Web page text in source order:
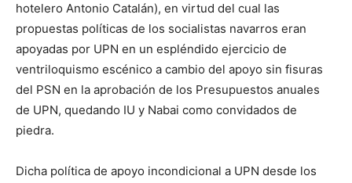
hotelero Antonio Catalán), en virtud del cual las
propuestas políticas de los socialistas navarros eran
apoyadas por UPN en un espléndido ejercicio de
ventriloquismo escénico a cambio del apoyo sin fisuras
del PSN en la aprobación de los Presupuestos anuales
de UPN, quedando IU y Nabai como convidados de
piedra.
Dicha política de apoyo incondicional a UPN desde los